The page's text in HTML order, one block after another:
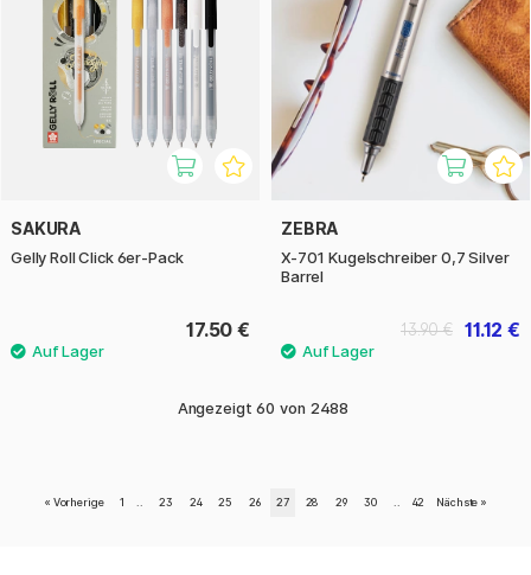
SAKURA
Gelly Roll Click 6er-Pack
17.50 €
ZEBRA
X-701 Kugelschreiber 0,7 Silver
Barrel
11.12 €
13.90 €
Angezeigt 60 von 2488
« Vorherige 1 23 24 25 26 27 28 29 30 42 Nächste »